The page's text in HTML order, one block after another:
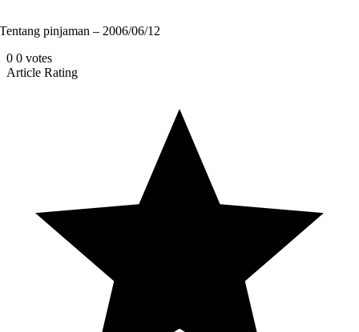
Tentang pinjaman – 2006/06/12
0 0 votes
Article Rating